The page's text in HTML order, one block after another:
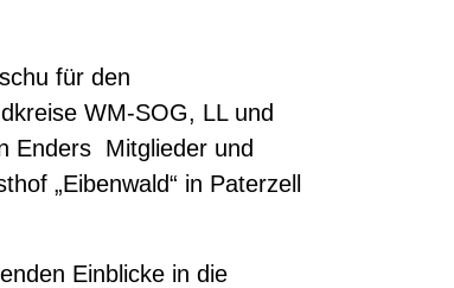
für den
WM-SOG, LL und
Enders Mitglieder und
„Eibenwald“ in Paterzell
Einblicke in die